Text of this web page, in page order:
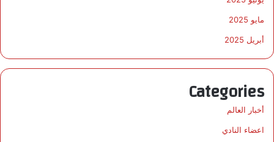
مايو 2025
أبريل 2025
Categories
أخبار العالم
اعضاء النادي